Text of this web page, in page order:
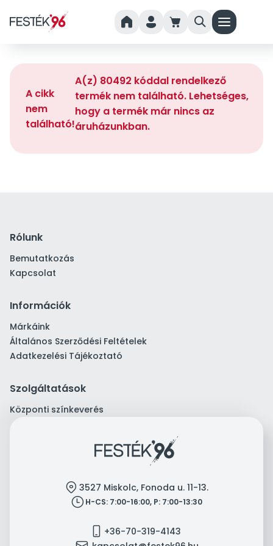
home person cart search menu
A cikk
nem
található!
A(z) 80492 kóddal rendelkező
termék nem található. Lehetséges,
hogy a termék már nincs az
áruházunkban.
Rólunk
Bemutatkozás
Kapcsolat
Információk
Márkáink
Általános Szerződési Feltételek
Adatkezelési Tájékoztató
Szolgáltatások
Központi színkeverés
location 3527 Miskolc, Fonoda u. 11-13.
clock H-CS: 7:00-16:00, P: 7:00-13:30
mobile +36-70-319-4143